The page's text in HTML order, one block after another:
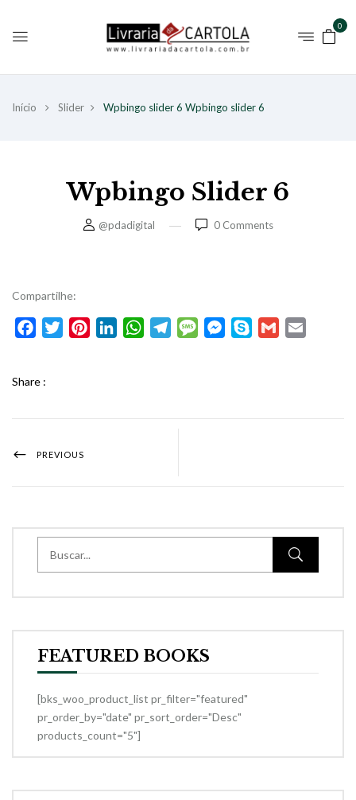
0
Início Slider Wpbingo slider 6 Wpbingo slider 6
Wpbingo Slider 6
@pdadigital 0 Comments
FEATURED BOOKS
[bks_woo_product_list pr_filter="featured"
pr_order_by="date" pr_sort_order="Desc"
products_count="5"]
Compartilhe:
FacebookTwitterPinterestLinkedInWhatsAppTelegramMessageMessenger
Skype Gmail
Share :
PREVIOUS